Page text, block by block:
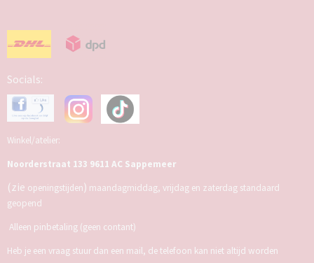
Socials:
Winkel/atelier:
Noorderstraat 133 9611 AC Sappemeer
(zie openingstijden) maandagmiddag, vrijdag en zaterdag standaard
geopend
Alleen pinbetaling (geen contant)
Heb je een vraag stuur dan een mail, de telefoon kan niet altijd worden